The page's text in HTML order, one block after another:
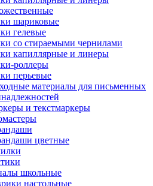
шариковые
гелевые
со стираемыми чернилами
капиллярные и линеры
роллеры
перьевые
материалы для письменных
и текстмаркеры
цветные
школьные
настольные